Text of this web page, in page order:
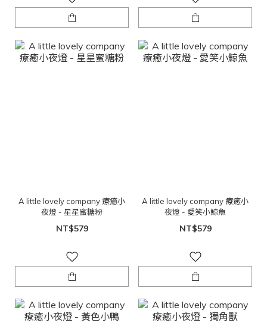
A little lovely company 療癒小
夜燈 - 星星蜜糖粉
NT$579
A little lovely company 療癒小
夜燈 - 愛笑小鯨魚
NT$579